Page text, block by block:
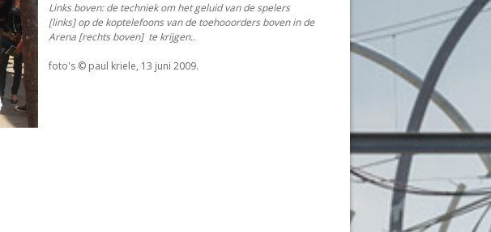
Links boven: de techniek om het geluid van de spelers
[links] op de koptelefoons van de toehooorders boven in de
Arena [rechts boven] te krijgen..
foto's © paul kriele, 13 juni 2009.